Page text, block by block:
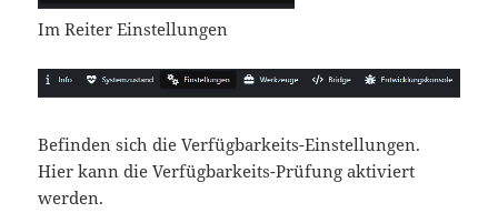
Im Reiter Einstellungen
Befinden sich die Verfügbarkeits-Einstellungen.
Hier kann die Verfügbarkeits-Prüfung aktiviert
werden.